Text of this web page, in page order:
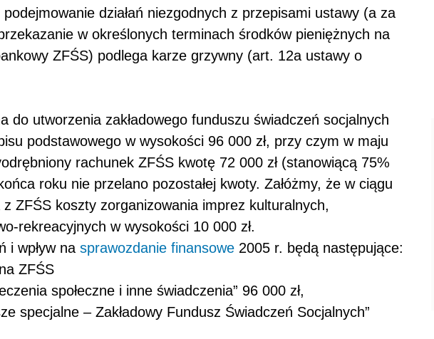
działań niezgodnych z przepisami ustawy (a za
w określonych terminach środków pieniężnych na
ZFŚS) podlega karze grzywny (art. 12a ustawy o
do utworzenia zakładowego funduszu świadczeń socjalnych
podstawowego w wysokości 96 000 zł, przy czym w maju
rachunek ZFŚS kwotę 72 000 zł (stanowiącą 75%
roku nie przelano pozostałej kwoty. Załóżmy, że w ciągu
z ZFŚS koszty zorganizowania imprez kulturalnych,
rekreacyjnych w wysokości 10 000 zł.
i wpływ na sprawozdanie finansowe 2005 r. będą następujące:
ZFŚS
społeczne i inne świadczenia” 96 000 zł,
specjalne – Zakładowy Fundusz Świadczeń Socjalnych”